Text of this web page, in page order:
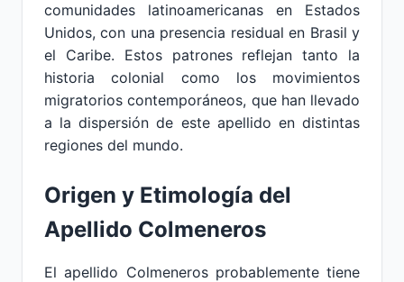
comunidades latinoamericanas en Estados
Unidos, con una presencia residual en Brasil y
el Caribe. Estos patrones reflejan tanto la
historia colonial como los movimientos
migratorios contemporáneos, que han llevado
a la dispersión de este apellido en distintas
regiones del mundo.
Origen y Etimología del
Apellido Colmeneros
El apellido Colmeneros probablemente tiene